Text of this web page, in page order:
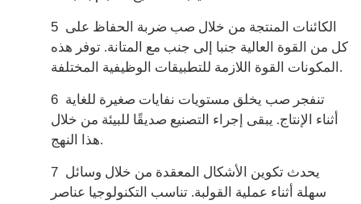
5
كل من القوة العالية جنبا إلى جنب مع المتانة. توفر هذه
المكونات القوة اللازمة للتطبيقات الوظيفية المختلفة.
6
أثناء الإنتاج. يبقى إجراء التصنيع صديقًا للبيئة من خلال
هذا النهج.
7
سهلة أثناء عملية القولبة. تناسب التكنولوجيا عناصر